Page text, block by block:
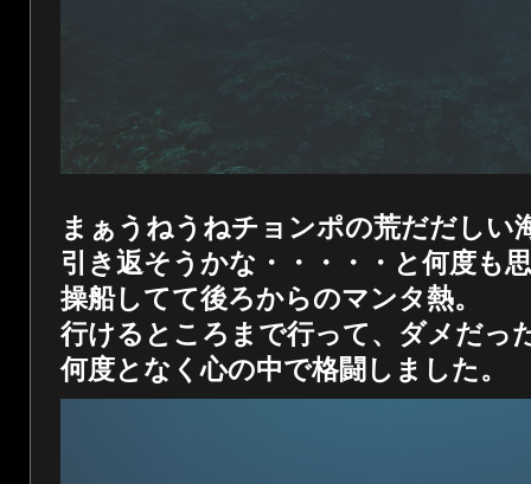
まぁうねうねチョンポの荒だだしい
引き返そうかな・・・・・と何度も
操船してて後ろからのマンタ熱。
行けるところまで行って、ダメだっ
何度となく心の中で格闘しました。